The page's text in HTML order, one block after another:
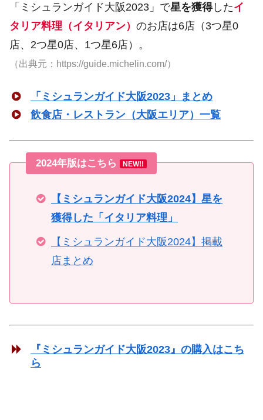
「ミシュランガイド大阪2023」で星を獲得したイ
タリア料理（イタリアン） のお店は6店（3つ星0
店、2つ星0店、1つ星6店）。
（出典元：https://guide.michelin.com/）
「ミシュランガイド大阪2023」まとめ
飲食店・レストラン（大阪エリア）一覧
2024年版はこちら NEW!!
【ミシュランガイド大阪2024】星を
獲得した「イタリア料理」
【ミシュランガイド大阪2024】掲載
店まとめ
『ミシュランガイド大阪2023』の購入はこち
ら